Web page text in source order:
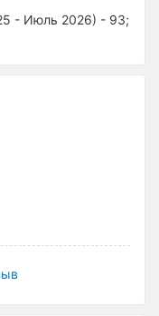
- Июль 2026) - 93;